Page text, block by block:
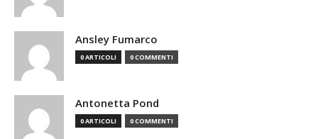
Ansley Fumarco
0 ARTICOLI 0 COMMENTI
Antonetta Pond
0 ARTICOLI 0 COMMENTI